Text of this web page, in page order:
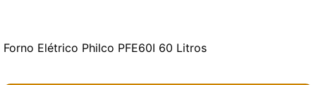
Forno Elétrico Philco PFE60I 60 Litros